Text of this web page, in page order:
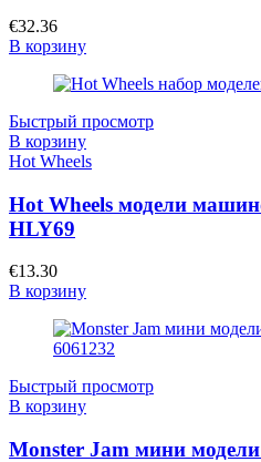
€32.36
В корзину
Быстрый просмотр
В корзину
Hot Wheels
Hot Wheels модели
HLY69
€13.30
В корзину
Быстрый просмотр
В корзину
Monster Jam мини